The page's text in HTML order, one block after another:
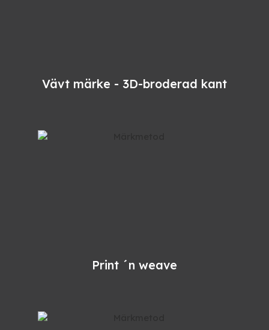
Vävt märke - 3D-broderad kant
Print ´n weave